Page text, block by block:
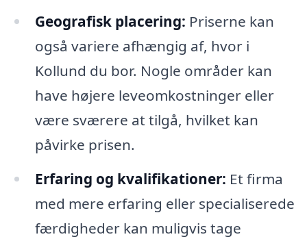
Geografisk placering: Priserne kan
også variere afhængig af, hvor i
Kollund du bor. Nogle områder kan
have højere leveomkostninger eller
være sværere at tilgå, hvilket kan
påvirke prisen.
Erfaring og kvalifikationer: Et firma
med mere erfaring eller specialiserede
færdigheder kan muligvis tage